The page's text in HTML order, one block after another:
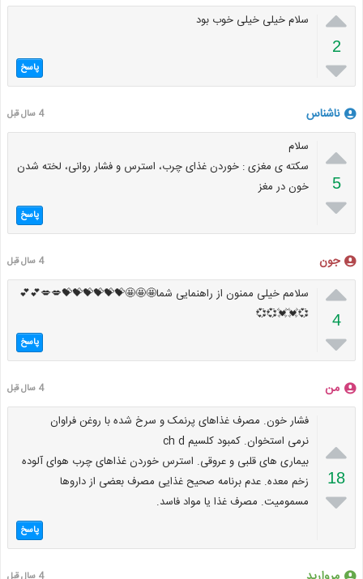

2

سلام خیلی خیلی خوب بود
پاسخ
ناشناس 4 سال قبل

5

سلام
سکته ی مغزی : خوردن غذای چرب، استرس و فشار روانی، لخته شدن
خون در مغز
پاسخ
جون 4 سال قبل

4

سلامم خیلی ممنون از راهنمایی شما🤩🤩🤩💝💝💝💝💝💝💋💋💕💕
💞💓💓💞💞
پاسخ
من 4 سال قبل

18

فشار خون. مصرف غذاهای پرنمک و سرخ شده با روغن فراوان
نرمی استخوان. کمبود کلسیم ch d
بیماری های قلبی و عروقی. استرس خوردن غذاهای چرب هوای آلوده
زخم معده. عدم برنامه صحیح غذایی مصرف بعضی از داروها
مسمومیت. مصرف غذا یا مواد فاسد.
پاسخ